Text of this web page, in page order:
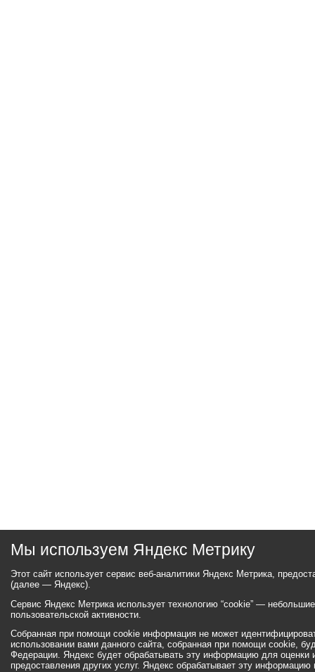
Мы используем Яндекс Метрику
Этот сайт использует сервис веб-аналитики Яндекс Метрика,
(далее — Яндекс).
Сервис Яндекс Метрика использует технологию “cookie” —
пользовательской активности.
Собранная при помощи cookie информация не может
использовании вами данного сайта, собранная при помощи cookie,
Федерации. Яндекс будет обрабатывать эту информацию для оценки
предоставления других услуг. Яндекс обрабатывает эту